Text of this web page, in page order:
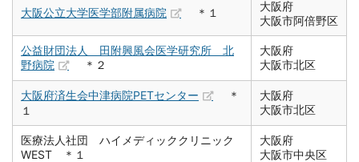
大阪公立大学医学部附属病院 ＊１
大阪府
大阪市阿倍野区
公益財団法人 田附興風会医学研究所 北
野病院
＊２
大阪府
大阪市北区
大阪府済生会中津病院PETセンター
＊
１
大阪府
大阪市北区
医療法人社団 ハイメディッククリニック
WEST ＊１
大阪府
大阪市中央区